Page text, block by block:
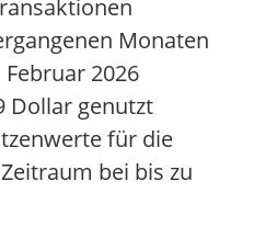
Monaten
2026
Dollar genutzt
für die
bei bis zu